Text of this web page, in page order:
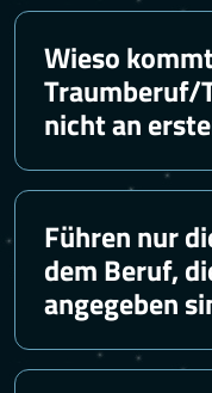
Wieso
Traumberuf/
nicht an
Führen nur
dem Beruf,
angegeben